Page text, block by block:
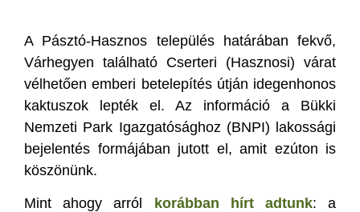
A Pásztó-Hasznos település határában fekvő,
Várhegyen található Cserteri (Hasznosi) várat
vélhetően emberi betelepítés útján idegenhonos
kaktuszok lepték el. Az információ a Bükki
Nemzeti Park Igazgatósághoz (BNPI) lakossági
bejelentés formájában jutott el, amit ezúton is
köszönünk.
Mint ahogy arról korábban hírt adtunk: a